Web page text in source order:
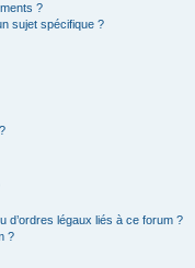
?
sujet spécifique ?
d’ordres légaux liés à ce forum ?
?